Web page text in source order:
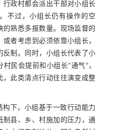
行政村都会派出干部对小组长
不过，小组长仍有操作的空
的熟悉多报数量。现场监督的
者考虑到必须依靠小组长，
反制。同时，小组长代表了小
民会提前和小组长“通气”，
，此类清点行动往往演变成整
构下，小组基于一致行动能力
制县、乡、村施加的压力，通